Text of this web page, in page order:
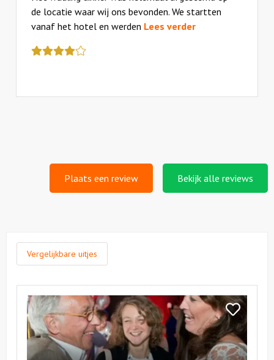
de locatie waar wij ons bevonden. We startten
vanaf het hotel en werden Lees verder
review
cijfer
Plaats een review Bekijk alle reviews
Vergelijkbare uitjes
Bekijk
|
Puur*
Bekijk
Dagprogramma
Puur*
Teambuilding